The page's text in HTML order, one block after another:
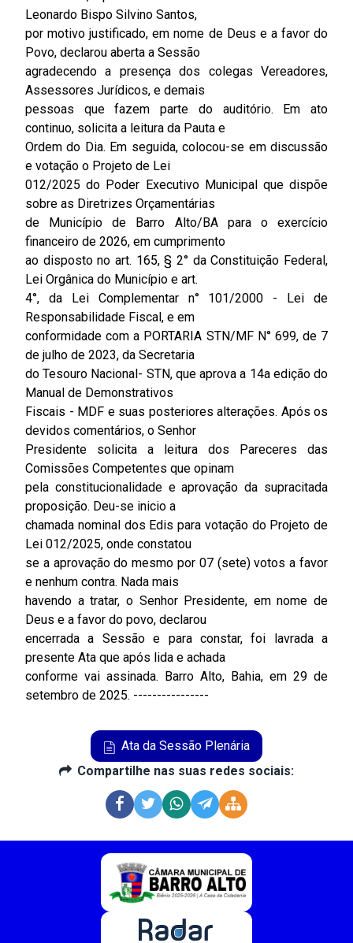
Leonardo Bispo Silvino Santos,
por motivo justificado, em nome de Deus e a favor do
Povo, declarou aberta a Sessão
agradecendo a presença dos colegas Vereadores,
Assessores Jurídicos, e demais
pessoas que fazem parte do auditório. Em ato
continuo, solicita a leitura da Pauta e
Ordem do Dia. Em seguida, colocou-se em discussão
e votação o Projeto de Lei
012/2025 do Poder Executivo Municipal que dispõe
sobre as Diretrizes Orçamentárias
de Município de Barro Alto/BA para o exercício
financeiro de 2026, em cumprimento
ao disposto no art. 165, § 2° da Constituição Federal,
Lei Orgânica do Município e art.
4°, da Lei Complementar n° 101/2000 - Lei de
Responsabilidade Fiscal, e em
conformidade com a PORTARIA STN/MF N° 699, de 7
de julho de 2023, da Secretaria
do Tesouro Nacional- STN, que aprova a 14a edição do
Manual de Demonstrativos
Fiscais - MDF e suas posteriores alterações. Após os
devidos comentários, o Senhor
Presidente solicita a leitura dos Pareceres das
Comissões Competentes que opinam
pela constitucionalidade e aprovação da supracitada
proposição. Deu-se inicio a
chamada nominal dos Edis para votação do Projeto de
Lei 012/2025, onde constatou
se a aprovação do mesmo por 07 (sete) votos a favor
e nenhum contra. Nada mais
havendo a tratar, o Senhor Presidente, em nome de
Deus e a favor do povo, declarou
encerrada a Sessão e para constar, foi lavrada a
presente Ata que após lida e achada
conforme vai assinada. Barro Alto, Bahia, em 29 de
setembro de 2025. ----------------
Ata da Sessão Plenária
Compartilhe nas suas redes sociais: